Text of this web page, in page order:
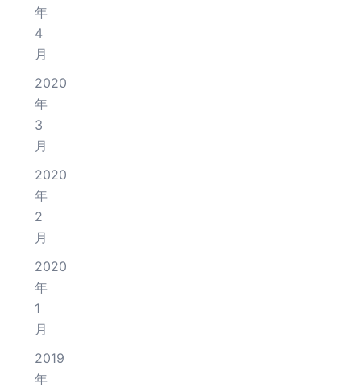
年
4
月
2020
年
3
月
2020
年
2
月
2020
年
1
月
2019
年